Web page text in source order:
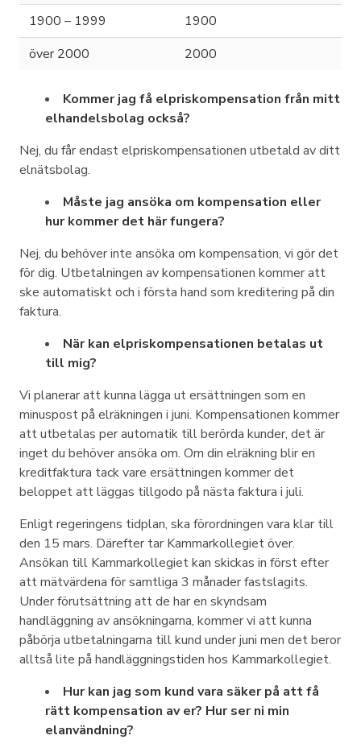
1900 – 1999
1900
över 2000
2000
Kommer jag få elpriskompensation från mitt
elhandelsbolag också?
Nej, du får endast elpriskompensationen utbetald av ditt
elnätsbolag.
Måste jag ansöka om kompensation eller
hur kommer det här fungera?
Nej, du behöver inte ansöka om kompensation, vi gör det
för dig. Utbetalningen av kompensationen kommer att
ske automatiskt och i första hand som kreditering på din
faktura.
När kan elpriskompensationen betalas ut
till mig?
Vi planerar att kunna lägga ut ersättningen som en
minuspost på elräkningen i juni. Kompensationen kommer
att utbetalas per automatik till berörda kunder, det är
inget du behöver ansöka om. Om din elräkning blir en
kreditfaktura tack vare ersättningen kommer det
beloppet att läggas tillgodo på nästa faktura i juli.
Enligt regeringens tidplan, ska förordningen vara klar till
den 15 mars. Därefter tar Kammarkollegiet över.
Ansökan till Kammarkollegiet kan skickas in först efter
att mätvärdena för samtliga 3 månader fastslagits.
Under förutsättning att de har en skyndsam
handläggning av ansökningarna, kommer vi att kunna
påbörja utbetalningarna till kund under juni men det beror
alltså lite på handläggningstiden hos Kammarkollegiet.
Hur kan jag som kund vara säker på att få
rätt kompensation av er? Hur ser ni min
elanvändning?